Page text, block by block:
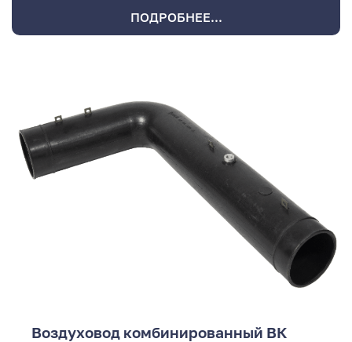
ПОДРОБНЕЕ...
Воздуховод комбинированный ВК